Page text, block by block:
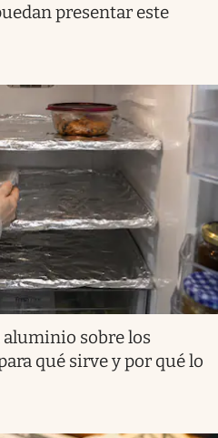
presentar este
aluminio sobre los
qué sirve y por qué lo